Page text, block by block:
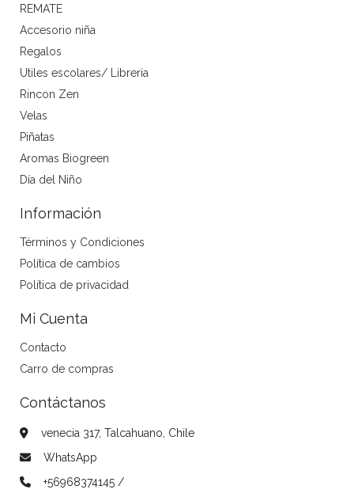
REMATE
Accesorio niña
Regalos
Utiles escolares/ Librería
Rincon Zen
Velas
Piñatas
Aromas Biogreen
Día del Niño
Información
Términos y Condiciones
Política de cambios
Política de privacidad
Mi Cuenta
Contacto
Carro de compras
Contáctanos
venecia 317, Talcahuano, Chile
WhatsApp
+56968374145 /